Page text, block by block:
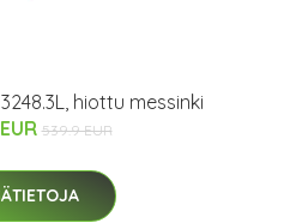
hiottu messinki
539.9 EUR